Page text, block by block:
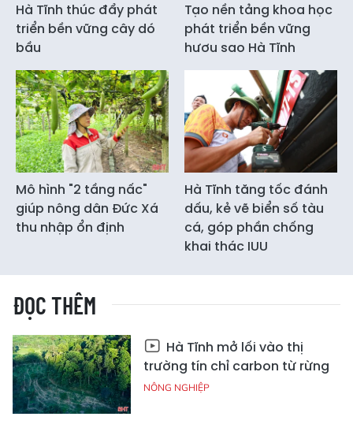
Hà Tĩnh thúc đẩy phát
triển bền vững cây dó
bầu
Tạo nền tảng khoa học
phát triển bền vững
hươu sao Hà Tĩnh
Mô hình "2 tầng nấc"
giúp nông dân Đức Xá
thu nhập ổn định
Hà Tĩnh tăng tốc đánh
dấu, kẻ vẽ biển số tàu
cá, góp phần chống
khai thác IUU
ĐỌC THÊM
Hà Tĩnh mở lối vào thị
trường tín chỉ carbon từ rừng
NÔNG NGHIỆP